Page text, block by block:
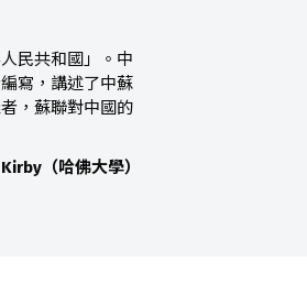
民共和國」。中
寫，講述了中蘇
，蘇聯對中國的
（哈佛大學）